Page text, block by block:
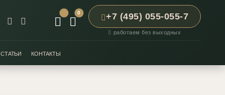
0 +7 (495) 055-055-7
работаем без выходных
СТАТЬИ КОНТАКТЫ